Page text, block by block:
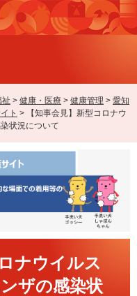
祉 > 健康・医療 > 健康管理 > 愛知
ト >
【知事会見】新型コロナウ
状況について
ナウイルス
ザの感染状